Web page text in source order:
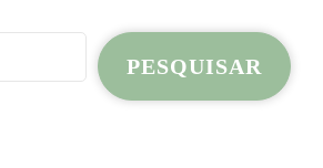
PESQUISAR